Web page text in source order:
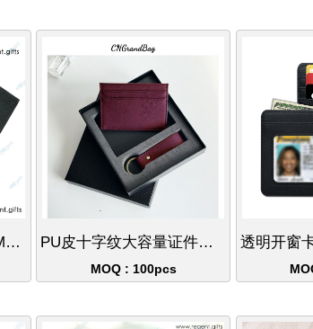
礼品套装-金属圆珠笔+Magsafe卡包 PU皮十字纹大容量证件卡包钥匙扣套装
MOQ : 100pcs